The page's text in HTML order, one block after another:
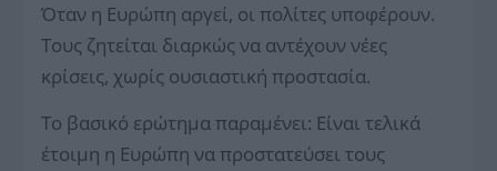
Όταν η Ευρώπη αργεί, οι πολίτες υποφέρουν.
Τους ζητείται διαρκώς να αντέχουν νέες
κρίσεις, χωρίς ουσιαστική προστασία.
Το βασικό ερώτημα παραμένει: Είναι τελικά
έτοιμη η Ευρώπη να προστατεύσει τους